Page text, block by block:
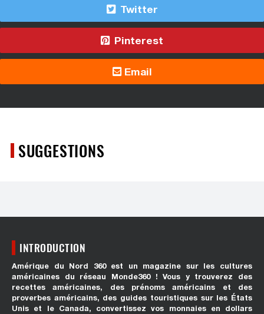
Twitter
Pinterest
Email
SUGGESTIONS
INTRODUCTION
Amérique du Nord 360 est un magazine sur les cultures
américaines du réseau Monde360 ! Vous y trouverez des
recettes américaines, des prénoms américains et des
proverbes américains, des guides touristiques sur les États
Unis et le Canada, convertissez vos monnaies en dollars